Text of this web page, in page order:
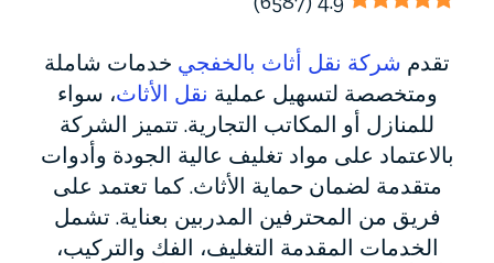
تقدم شركة نقل أثاث بالخفجي خدمات شاملة
ومتخصصة لتسهيل عملية نقل الأثاث، سواء
للمنازل أو المكاتب التجارية. تتميز الشركة
بالاعتماد على مواد تغليف عالية الجودة وأدوات
متقدمة لضمان حماية الأثاث. كما تعتمد على
فريق من المحترفين المدربين بعناية. تشمل
الخدمات المقدمة التغليف، الفك والتركيب،